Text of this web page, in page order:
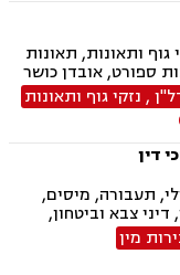
ותאונות, תאונות
ספורט, אובדן כושר
ביטוח ונזקי
מקרקעין
חוזים, דיני
מיסוי נדל"ן.
, נזקי גוף ותאונות
דין
תעבורה, מיסים,
צבא וביטחון,
מין